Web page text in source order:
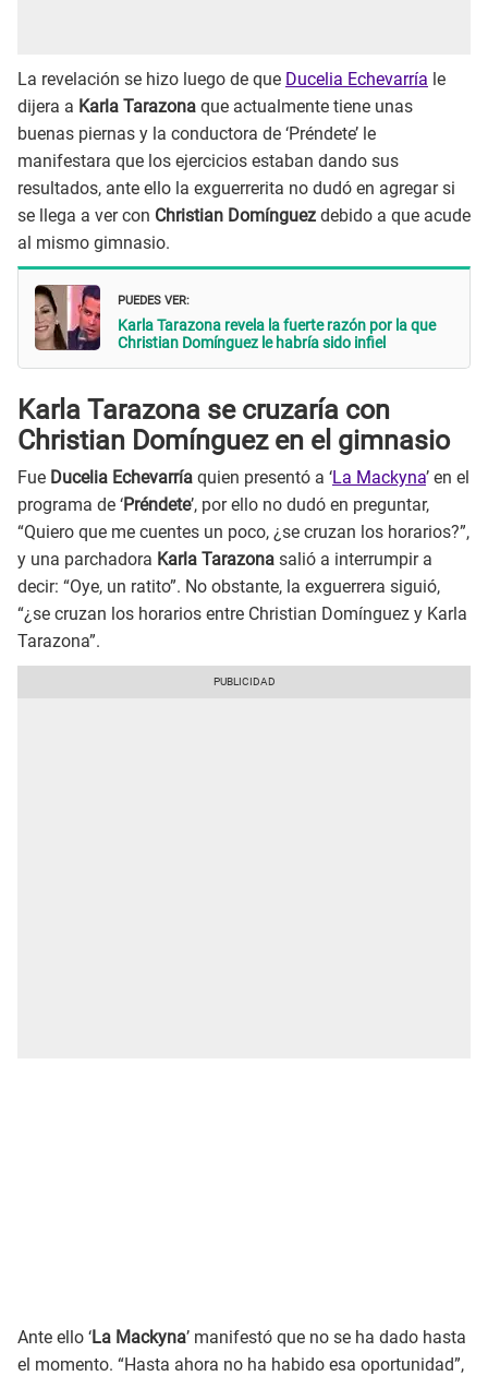
La revelación se hizo luego de que Ducelia Echevarría le
dijera a Karla Tarazona que actualmente tiene unas
buenas piernas y la conductora de ‘Préndete’ le
manifestara que los ejercicios estaban dando sus
resultados, ante ello la exguerrerita no dudó en agregar si
se llega a ver con Christian Domínguez debido a que acude
al mismo gimnasio.
PUEDES VER:
Karla Tarazona revela la fuerte razón por la que
Christian Domínguez le habría sido infiel
Karla Tarazona se cruzaría con
Christian Domínguez en el gimnasio
Fue Ducelia Echevarría quien presentó a ‘La Mackyna’ en el
programa de ‘Préndete’, por ello no dudó en preguntar,
“Quiero que me cuentes un poco, ¿se cruzan los horarios?”,
y una parchadora Karla Tarazona salió a interrumpir a
decir: “Oye, un ratito”. No obstante, la exguerrera siguió,
“¿se cruzan los horarios entre Christian Domínguez y Karla
Tarazona”.
Ante ello ‘La Mackyna’ manifestó que no se ha dado hasta
el momento. “Hasta ahora no ha habido esa oportunidad”,